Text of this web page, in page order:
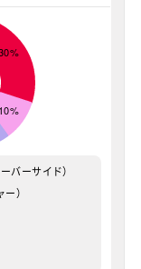
バーサイド）
）